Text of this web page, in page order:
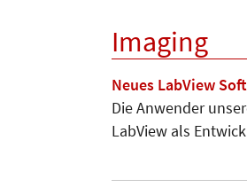
Imaging
Neues LabView
Die Anwender
LabView als